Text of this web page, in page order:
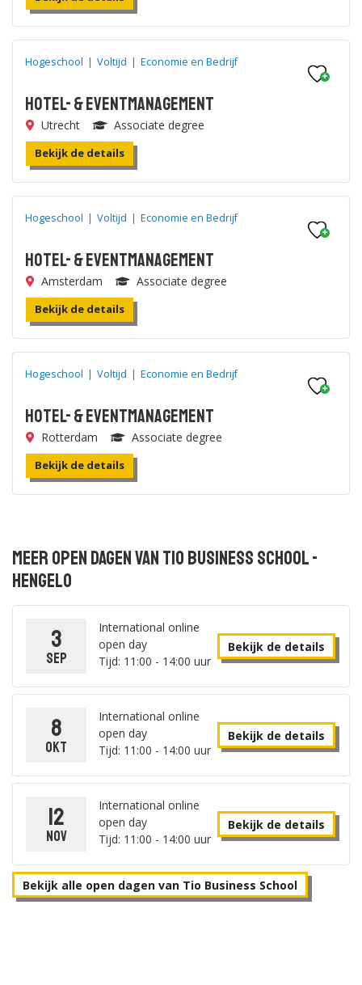
Hogeschool | Voltijd | Economie en Bedrijf
Hotel- & Eventmanagement
Utrecht Associate degree
Bekijk de details
Hogeschool | Voltijd | Economie en Bedrijf
Hotel- & Eventmanagement
Amsterdam Associate degree
Bekijk de details
Hogeschool | Voltijd | Economie en Bedrijf
Hotel- & Eventmanagement
Rotterdam Associate degree
Bekijk de details
Meer open dagen van Tio Business School -
Hengelo
3
sep
International online
open day
Tijd: 11:00 - 14:00 uur
Bekijk de details
8
okt
International online
open day
Tijd: 11:00 - 14:00 uur
Bekijk de details
12
nov
International online
open day
Tijd: 11:00 - 14:00 uur
Bekijk de details
Bekijk alle open dagen van Tio Business School